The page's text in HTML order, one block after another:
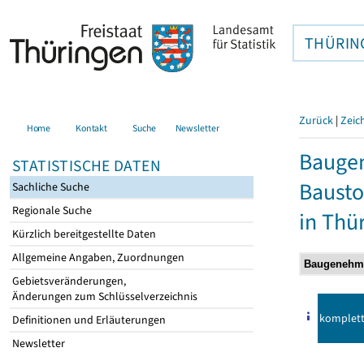
Home Kontakt Suche Newsletter
STATISTISCHE DATEN
Sachliche Suche
Regionale Suche
Kürzlich bereitgestellte Daten
Allgemeine Angaben, Zuordnungen
Gebietsveränderungen,
Änderungen zum Schlüsselverzeichnis
Definitionen und Erläuterungen
Newsletter
Zurück |
in
komplett